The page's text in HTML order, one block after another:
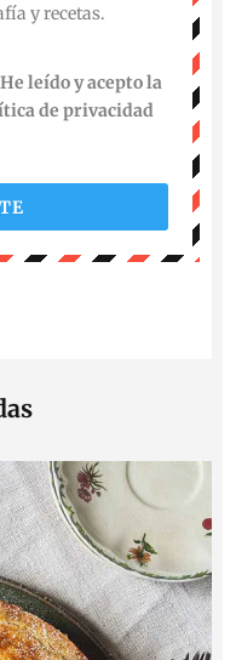
y recetas.
He leído y acepto la
de privacidad